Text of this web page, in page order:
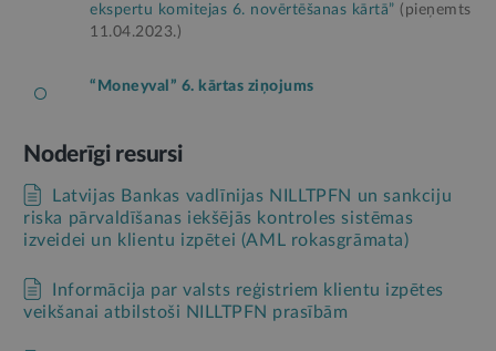
ekspertu komitejas 6. novērtēšanas kārtā” (pieņemts
11.04.2023.)
“Moneyval” 6. kārtas ziņojums
Noderīgi resursi
Latvijas Bankas vadlīnijas NILLTPFN un sankciju
riska pārvaldīšanas iekšējās kontroles sistēmas
izveidei un klientu izpētei (AML rokasgrāmata)
Informācija par valsts reģistriem klientu izpētes
veikšanai atbilstoši NILLTPFN prasībām